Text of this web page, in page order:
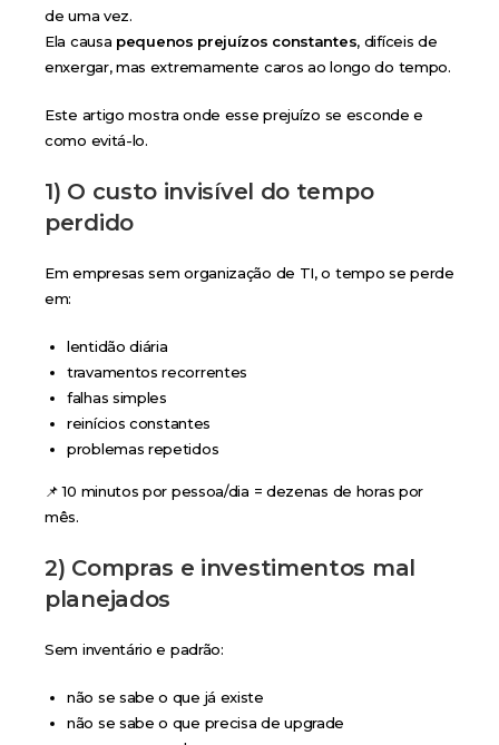
de uma vez.
Ela causa pequenos prejuízos constantes, difíceis de
enxergar, mas extremamente caros ao longo do tempo.
Este artigo mostra onde esse prejuízo se esconde e
como evitá-lo.
1) O custo invisível do tempo
perdido
Em empresas sem organização de TI, o tempo se perde
em:
lentidão diária
travamentos recorrentes
falhas simples
reinícios constantes
problemas repetidos
📌 10 minutos por pessoa/dia = dezenas de horas por
mês.
2) Compras e investimentos mal
planejados
Sem inventário e padrão:
não se sabe o que já existe
não se sabe o que precisa de upgrade